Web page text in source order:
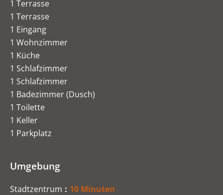
1 Terrasse
1 Terrasse
1 Eingang
1 Wohnzimmer
1 Küche
1 Schlafzimmer
1 Schlafzimmer
1 Badezimmer (Dusch)
1 Toilette
1 Keller
1 Parkplatz
Umgebung
Stadtzentrum
10 Minuten